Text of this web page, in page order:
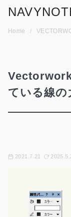
Home
ている線
2021.7.21